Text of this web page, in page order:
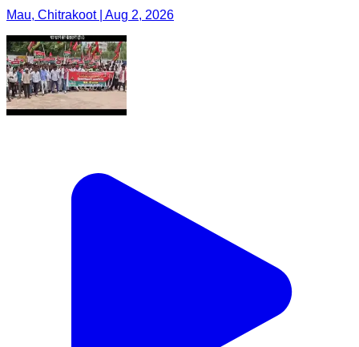
Mau, Chitrakoot | Aug 2, 2026